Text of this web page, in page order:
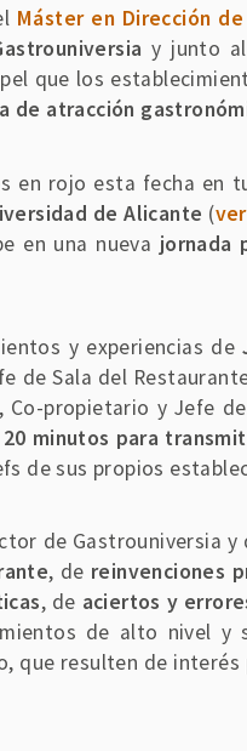
Máster en Dirección
y junto al
que los
de atracción
en rojo esta fecha en
de Alicante (
en una nueva jornada
y experiencias de
de Sala del
, Co-propietario y Jefe
20 minutos para
de sus propios
de Gastrouniversia
, de reinvenciones
, de aciertos y
de alto nivel y
resulten de